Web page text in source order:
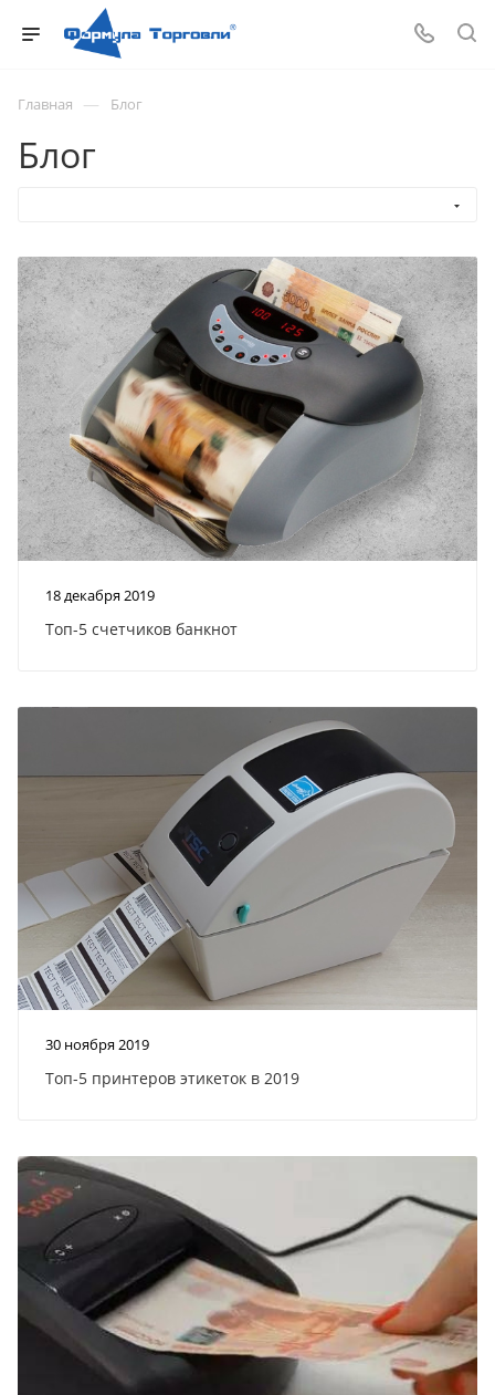
Главная — Блог
Блог
18 декабря 2019
Топ-5 счетчиков банкнот
30 ноября 2019
Топ-5 принтеров этикеток в 2019